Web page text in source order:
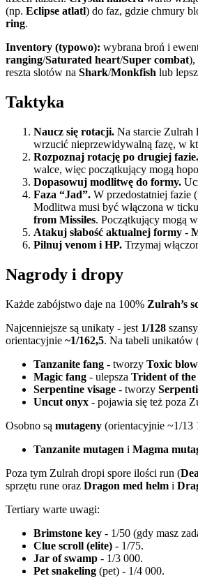
(np. Eclipse atlatl) do faz, gdzie chmury
ring.
Inventory (typowo): wybrana broń i
ranging/Saturated heart/Super combat),
reszta slotów na Shark/Monkfish lub
Taktyka
Naucz się rotacji. Na starcie Zulrah
wrzucić nieprzewidywalną fazę, w
Rozpoznaj rotację po drugiej fazie.
walce, więc początkujący mogą
Dopasowuj modlitwę do formy.
Faza “Jad”. W przedostatniej fazie
Modlitwa musi być włączona w
from Missiles. Początkujący mogą
Atakuj słabość aktualnej formy -
Pilnuj venom i HP. Trzymaj
Nagrody i dropy
Każde zabójstwo daje na 100% Zulrah’s
Najcenniejsze są unikaty - jest 1/128
orientacyjnie ~1/162,5. Na tabeli unikatów
Tanzanite fang - tworzy Toxic
Magic fang - ulepsza Trident of the
Serpentine visage - tworzy
Uncut onyx - pojawia się też poza
Osobno są mutageny (orientacyjnie ~1/13
Tanzanite mutagen i Magma
Poza tym Zulrah dropi spore ilości run (
sprzętu rune oraz Dragon med helm i
Tertiary warte uwagi:
Brimstone key - 1/50 (gdy masz
Clue scroll (elite) - 1/75.
Jar of swamp - 1/3 000.
Pet snakeling (pet) - 1/4 000.